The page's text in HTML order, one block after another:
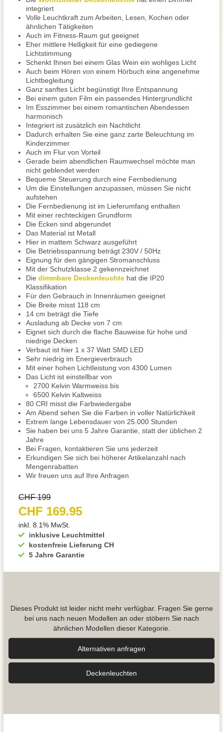
integriert
Volle Leuchtkraft zum Arbeiten, Lesen, Kochen oder
ähnlichen Tätigkeiten
Auch im Fitness-Raum gut geeignet
Eher mittlere Helligkeit für eine gediegene
Lichtstimmung
Schenkt Ihnen bei einem Glas Wein ein wohliges Licht
Auch beim Hören von einem Hörbuch eine angenehme
Lichtbegleitung
Ganz sanftes Licht begünstigt Ihre Entspannung
Bei einem guten Film ein passendes Hintergrundlicht
Im Esszimmer bei einem romantischen Abendessen
harmonisch
Integriert ist zusätzlich ein Nachtlicht
Dadurch erhalten Sie eine ganz zarte Beleuchtung im
Kinderzimmer
Auch im Flur von Vorteil
Gerade beim abendlichen Raumwechsel möchte man
nicht geblendet werden
Bequeme Steuerung durch eine Fernbedienung
Um die Einstellungen anzupassen, müssen Sie nicht
aufstehen
Die Fernbedienung ist im Lieferumfang enthalten
Mit einer rechteckigen Grundform
Die Ecken sind abgerundet
Das Material ist Metall
Hier in mattem Schwarz ausgeführt
Die Betriebsspannung beträgt 230V / 50Hz
Eignung für den gängigen Stromanschluss
Mit der Schutzklasse 2 gekennzeichnet
Die dimmbare Deckenleuchte hat die IP20
Klassifikation
Für den Gebrauch in Innenräumen geeignet
Die Breite misst 118 cm
14 cm beträgt die Tiefe
Ausladung ab Decke von 7 cm
Eignet sich durch die flache Bauweise für hohe und
niedrige Decken
Verbaut ist hier 1 x 37 Watt SMD LED
Sehr niedrig im Energieverbrauch
Mit einer hohen Lichtleistung von 4300 Lumen
Das Licht ist einstellbar von
2700 Kelvin Warmweiss bis
6500 Kelvin Kaltweiss
80 CRI misst die Farbwiedergabe
Am Abend sehen Sie die Farben in voller Natürlichkeit
Extrem lange Lebensdauer von 25.000 Stunden
Sie haben bei uns 5 Jahre Garantie, statt der üblichen 2
Jahre
Bei Fragen, kontaktieren Sie uns jederzeit
Erkundigen Sie sich bei höherer Artikelanzahl nach
Mengenrabatten
Wir freuen uns auf Ihre Anfragen
inklusive Leuchtmittel
kostenfreie Lieferung CH
5 Jahre Garantie
CHF 199
CHF 169.95
inkl. 8.1% MwSt.
Dieses Produkt ist leider nicht mehr verfügbar. Fragen Sie gerne
bei uns nach neuen Modellen an oder stöbern Sie nach
ähnlichen Modellen dieser Kategorie.
Alternativen anfragen
Decken­leuchten